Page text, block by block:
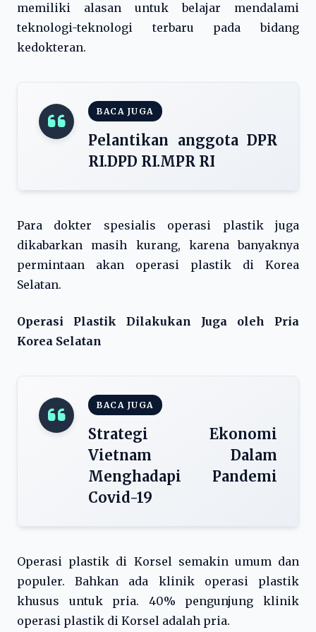
memiliki alasan untuk belajar mendalami
teknologi-teknologi terbaru pada bidang
kedokteran.
BACA JUGA
Pelantikan anggota DPR
RI.DPD RI.MPR RI
Para dokter spesialis operasi plastik juga
dikabarkan masih kurang, karena banyaknya
permintaan akan operasi plastik di Korea
Selatan.
Operasi Plastik Dilakukan Juga oleh Pria
Korea Selatan
BACA JUGA
Strategi Ekonomi
Vietnam Dalam
Menghadapi Pandemi
Covid-19
Operasi plastik di Korsel semakin umum dan
populer. Bahkan ada klinik operasi plastik
khusus untuk pria. 40% pengunjung klinik
operasi plastik di Korsel adalah pria.